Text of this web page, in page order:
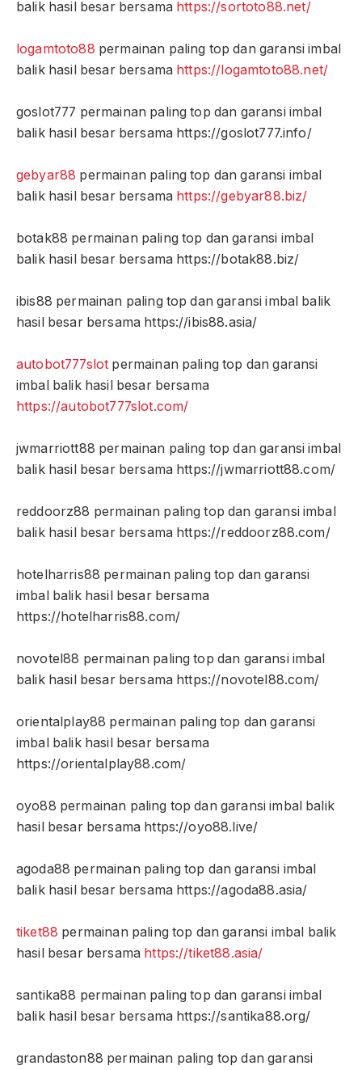
balik hasil besar bersama https://sortoto88.net/
logamtoto88 permainan paling top dan garansi imbal
balik hasil besar bersama https://logamtoto88.net/
goslot777 permainan paling top dan garansi imbal
balik hasil besar bersama https://goslot777.info/
gebyar88 permainan paling top dan garansi imbal
balik hasil besar bersama https://gebyar88.biz/
botak88 permainan paling top dan garansi imbal
balik hasil besar bersama https://botak88.biz/
ibis88 permainan paling top dan garansi imbal balik
hasil besar bersama https://ibis88.asia/
autobot777slot permainan paling top dan garansi
imbal balik hasil besar bersama
https://autobot777slot.com/
jwmarriott88 permainan paling top dan garansi imbal
balik hasil besar bersama https://jwmarriott88.com/
reddoorz88 permainan paling top dan garansi imbal
balik hasil besar bersama https://reddoorz88.com/
hotelharris88 permainan paling top dan garansi
imbal balik hasil besar bersama
https://hotelharris88.com/
novotel88 permainan paling top dan garansi imbal
balik hasil besar bersama https://novotel88.com/
orientalplay88 permainan paling top dan garansi
imbal balik hasil besar bersama
https://orientalplay88.com/
oyo88 permainan paling top dan garansi imbal balik
hasil besar bersama https://oyo88.live/
agoda88 permainan paling top dan garansi imbal
balik hasil besar bersama https://agoda88.asia/
tiket88 permainan paling top dan garansi imbal balik
hasil besar bersama https://tiket88.asia/
santika88 permainan paling top dan garansi imbal
balik hasil besar bersama https://santika88.org/
grandaston88 permainan paling top dan garansi